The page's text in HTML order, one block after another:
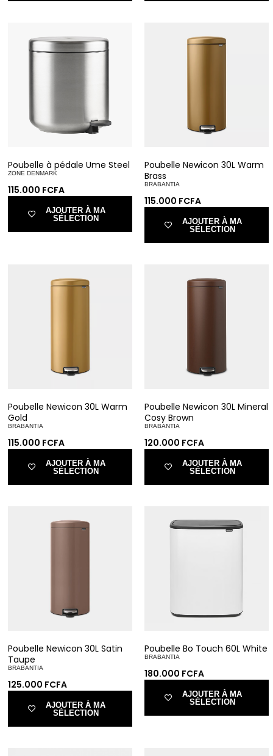
Poubelle à pédale Ume Steel
ZONE DENMARK
115.000 FCFA
AJOUTER À MA
SÉLECTION
Poubelle Newicon 30L Warm
Brass
BRABANTIA
115.000 FCFA
AJOUTER À MA
SÉLECTION
Poubelle Newicon 30L Warm
Gold
BRABANTIA
115.000 FCFA
AJOUTER À MA
SÉLECTION
Poubelle Newicon 30L Mineral
Cosy Brown
BRABANTIA
120.000 FCFA
AJOUTER À MA
SÉLECTION
Poubelle Newicon 30L Satin
Taupe
BRABANTIA
125.000 FCFA
AJOUTER À MA
SÉLECTION
Poubelle Bo Touch 60L White
BRABANTIA
180.000 FCFA
AJOUTER À MA
SÉLECTION